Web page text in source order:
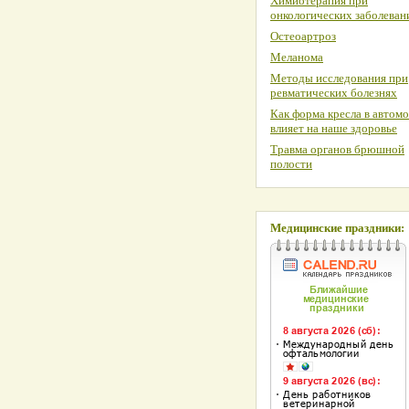
онкологических
Остеоартроз
Меланома
Методы исследования при
ревматических болезнях
Как форма кресла в
влияет на наше здоровье
Травма органов брюшной
полости
Медицинские праздники: